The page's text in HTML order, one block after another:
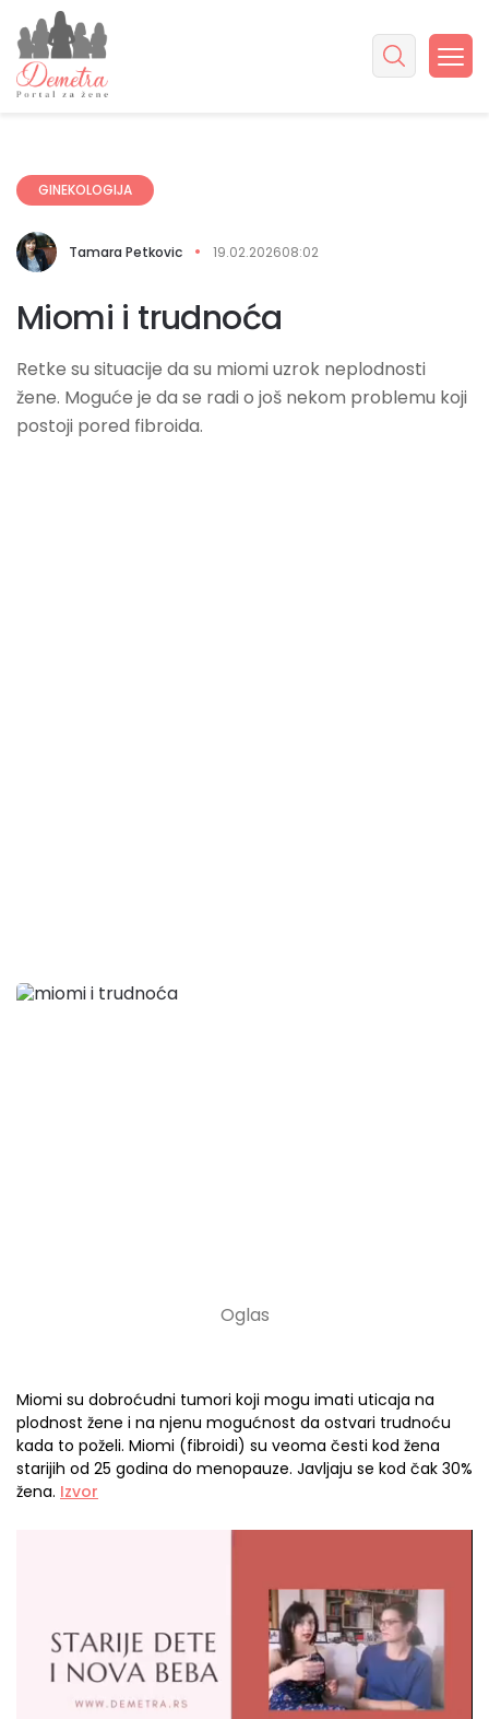
GINEKOLOGIJA
Tamara Petkovic 19.02.202608:02
Miomi i trudnoća
Retke su situacije da su miomi uzrok neplodnosti
žene. Moguće je da se radi o još nekom problemu koji
postoji pored fibroida.
Miomi su dobroćudni tumori koji mogu imati uticaja na
plodnost žene i na njenu mogućnost da ostvari trudnoću
kada to poželi. Miomi (fibroidi) su veoma česti kod žena
starijih od 25 godina do menopauze. Javljaju se kod čak 30%
žena. Izvor